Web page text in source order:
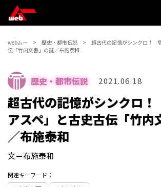
webムー 歴史・都市伝説
超古代の記憶がシンクロ！
伝「竹内文書」の謎／布施泰和
歴史・都市伝説 2021.06.18
超古代の記憶がシンクロ
アスペ」と古史古伝「竹内
／布施泰和
文＝布施泰和
関連キーワード：